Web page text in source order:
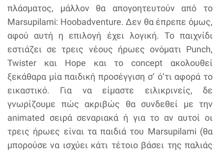
πλάσματος, μάλλον θα απογοητευτούν από το
Marsupilami: Hoobadventure. Δεν θα έπρεπε όμως,
αφού αυτή η επιλογή έχει λογική. Το παιχνίδι
εστιάζει σε τρεις νέους ήρωες ονόματι Punch,
Twister και Hope και το concept ακολουθεί
ξεκάθαρα μία παιδική προσέγγιση σ’ ό’τι αφορά το
εικαστικό. Για να είμαστε ειλικρινείς, δε
γνωρίζουμε πώς ακριβώς θα συνδεθεί με την
animated σειρά σεναριακά ή για το αν αυτοί οι
τρεις ήρωες είναι τα παιδιά του Marsupilami (θα
μπορούσε να ισχύει κάτι τέτοιο βάσει της παλιάς